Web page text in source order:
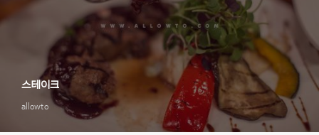
allowto
스테이크